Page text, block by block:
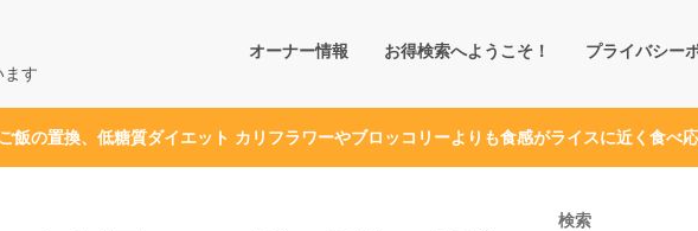
ます
オーナー情報 お得検索へようこそ！ プライバシー
飯の置換、低糖質ダイエット カリフラワーやブロッコリーよりも食感がライスに近く食べ応
検索